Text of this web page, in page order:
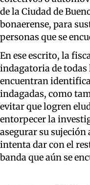
de la Ciudad de
bonaerense, para
personas que se
En ese escrito, la
indagatoria de todas
encuentran
indagadas, como
evitar que logren
entorpecer la
asegurar su sujeción
intenta dar con el
banda que aún se